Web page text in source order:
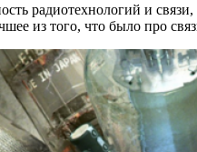
радиотехнологий и
из того, что было про